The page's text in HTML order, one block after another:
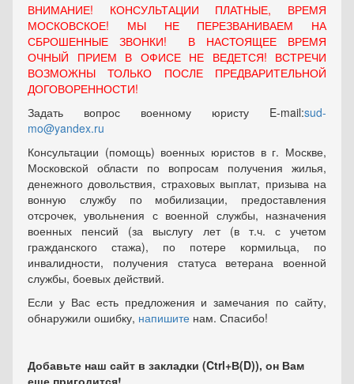
ВНИМАНИЕ! КОНСУЛЬТАЦИИ ПЛАТНЫЕ, ВРЕМЯ
МОСКОВСКОЕ! МЫ НЕ ПЕРЕЗВАНИВАЕМ НА
СБРОШЕННЫЕ ЗВОНКИ! В НАСТОЯЩЕЕ ВРЕМЯ
ОЧНЫЙ ПРИЕМ В ОФИСЕ НЕ ВЕДЕТСЯ! ВСТРЕЧИ
ВОЗМОЖНЫ ТОЛЬКО ПОСЛЕ ПРЕДВАРИТЕЛЬНОЙ
ДОГОВОРЕННОСТИ!
Задать вопрос военному юристу E-mail:sud-
mo@yandex.ru
Консультации (помощь) военных юристов в г. Москве,
Московской области по вопросам получения жилья,
денежного довольствия, страховых выплат, призыва на
вонную службу по мобилизации, предоставления
отсрочек, увольнения с военной службы, назначения
военных пенсий (за выслугу лет (в т.ч. с учетом
гражданского стажа), по потере кормильца, по
инвалидности, получения статуса ветерана военной
службы, боевых действий.
Если у Вас есть предложения и замечания по сайту,
обнаружили ошибку, напишите нам. Спасибо!
Добавьте наш сайт в закладки (Ctrl+В(D)), он Вам
еще пригодится!